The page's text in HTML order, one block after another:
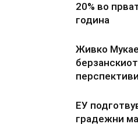
20% во
година
Живко
ЕУ
градежни